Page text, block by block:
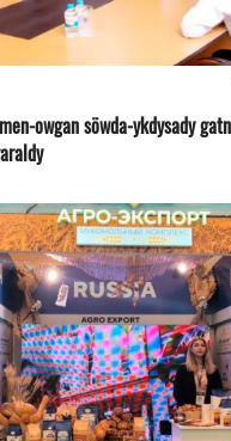
owgan söwda-ykdysady